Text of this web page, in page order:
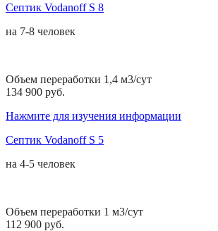
Септик Vodanoff S 8
на 7-8 человек
Объем переработки 1,4 м3/сут
134 900 руб.
Нажмите для изучения информации
Септик Vodanoff S 5
на 4-5 человек
Объем переработки 1 м3/сут
112 900 руб.